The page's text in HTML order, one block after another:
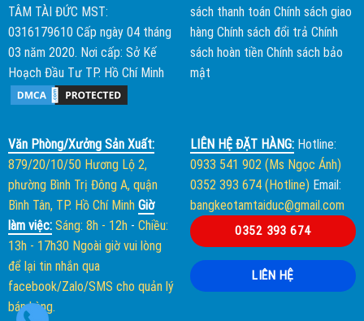
TÂM TÀI ĐỨC MST:
0316179610 Cấp ngày 04 tháng
03 năm 2020. Nơi cấp: Sở Kế
Hoạch Đầu Tư TP. Hồ Chí Minh
sách thanh toán Chính sách giao
hàng Chính sách đổi trả Chính
sách hoàn tiền Chính sách bảo
mật
Văn Phòng/Xưởng Sản Xuất:
879/20/10/50 Hương Lộ 2,
phường Bình Trị Đông A, quận
Bình Tân, TP. Hồ Chí Minh Giờ
làm việc: Sáng: 8h - 12h- Chiều:
13h - 17h30 Ngoài giờ vui lòng
để lại tin nhắn qua
facebook/Zalo/SMS cho quản lý
bán hàng.
LIÊN HỆ ĐẶT HÀNG:Hotline:
0933 541 902 (Ms Ngọc Ánh)
0352 393 674 (Hotline) Email:
bangkeotamtaiduc@gmail.com
0352 393 674
LIÊN HỆ